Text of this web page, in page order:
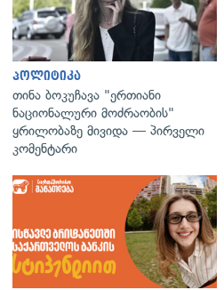
გადახედვა
პოლიტიკა
თინა ბოკუჩავა "ერთიანი
ნაციონალური მოძრაობის"
ყრილობაზე მივიდა — პირველი
კომენტარი